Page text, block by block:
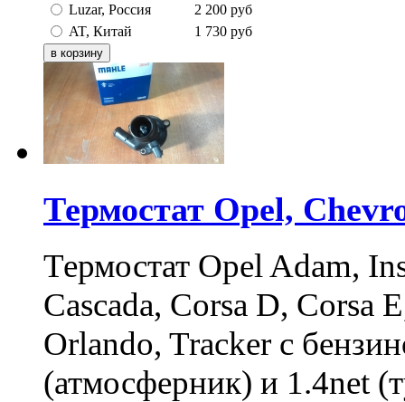
Luzar, Россия 2 200 руб
AT, Китай
1 730 руб
Термостат Opel,
Термостат Opel Adam,
Cascada, Corsa D, Corsa
Orlando, Tracker с
(атмосферник) и 1.4net